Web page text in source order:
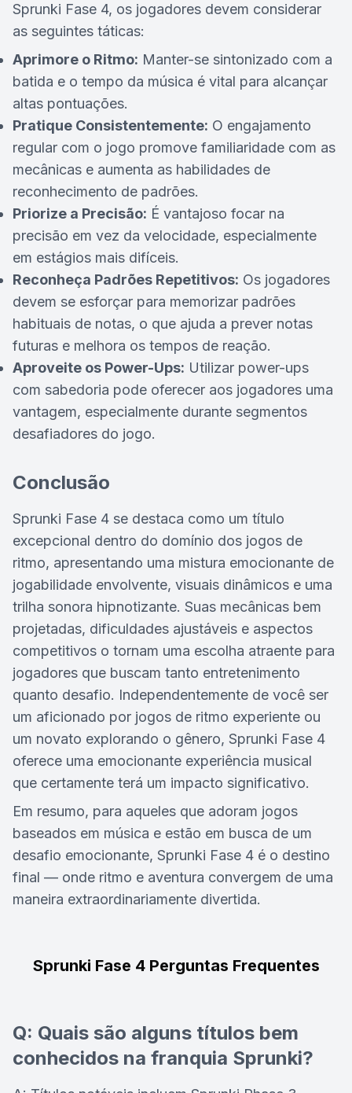
Sprunki Fase 4, os jogadores devem considerar
as seguintes táticas:
Aprimore o Ritmo: Manter-se sintonizado com a
batida e o tempo da música é vital para alcançar
altas pontuações.
Pratique Consistentemente: O engajamento
regular com o jogo promove familiaridade com as
mecânicas e aumenta as habilidades de
reconhecimento de padrões.
Priorize a Precisão: É vantajoso focar na
precisão em vez da velocidade, especialmente
em estágios mais difíceis.
Reconheça Padrões Repetitivos: Os jogadores
devem se esforçar para memorizar padrões
habituais de notas, o que ajuda a prever notas
futuras e melhora os tempos de reação.
Aproveite os Power-Ups: Utilizar power-ups
com sabedoria pode oferecer aos jogadores uma
vantagem, especialmente durante segmentos
desafiadores do jogo.
Conclusão
Sprunki Fase 4 se destaca como um título
excepcional dentro do domínio dos jogos de
ritmo, apresentando uma mistura emocionante de
jogabilidade envolvente, visuais dinâmicos e uma
trilha sonora hipnotizante. Suas mecânicas bem
projetadas, dificuldades ajustáveis e aspectos
competitivos o tornam uma escolha atraente para
jogadores que buscam tanto entretenimento
quanto desafio. Independentemente de você ser
um aficionado por jogos de ritmo experiente ou
um novato explorando o gênero, Sprunki Fase 4
oferece uma emocionante experiência musical
que certamente terá um impacto significativo.
Em resumo, para aqueles que adoram jogos
baseados em música e estão em busca de um
desafio emocionante, Sprunki Fase 4 é o destino
final — onde ritmo e aventura convergem de uma
maneira extraordinariamente divertida.
Sprunki Fase 4 Perguntas Frequentes
Q: Quais são alguns títulos bem
conhecidos na franquia Sprunki?